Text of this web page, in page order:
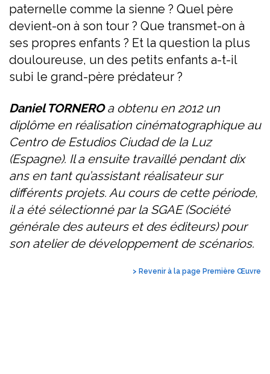
paternelle comme la sienne ? Quel père
devient-on à son tour ? Que transmet-on à
ses propres enfants ? Et la question la plus
douloureuse, un des petits enfants a-t-il
subi le grand-père prédateur ?
Daniel TORNEROa obtenu en 2012 un
diplôme en réalisation cinématographique au
Centro de Estudios Ciudad de la Luz
(Espagne). Il a ensuite travaillé pendant dix
ans en tant qu’assistant réalisateur sur
différents projets. Au cours de cette période,
il a été sélectionné par la SGAE (Société
générale des auteurs et des éditeurs) pour
son atelier de développement de scénarios.
> Revenir à la page Première Œuvre